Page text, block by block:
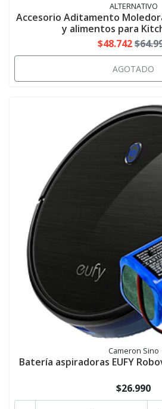
ALTERNATIVO
Accesorio Aditamento
y alimentos para
$48.742
AGOTADO
Cameron Sino
Batería aspiradoras EUFY
$26.990